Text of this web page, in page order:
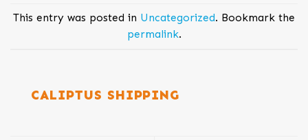
This entry was posted in Uncategorized. Bookmark the
permalink.
CALIPTUS SHIPPING